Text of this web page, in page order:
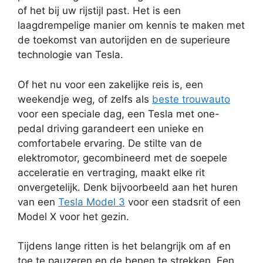
of het bij uw rijstijl past. Het is een
laagdrempelige manier om kennis te maken met
de toekomst van autorijden en de superieure
technologie van Tesla.
Of het nu voor een zakelijke reis is, een
weekendje weg, of zelfs als beste trouwauto
voor een speciale dag, een Tesla met one-
pedal driving garandeert een unieke en
comfortabele ervaring. De stilte van de
elektromotor, gecombineerd met de soepele
acceleratie en vertraging, maakt elke rit
onvergetelijk. Denk bijvoorbeeld aan het huren
van een Tesla Model 3 voor een stadsrit of een
Model X voor het gezin.
Tijdens lange ritten is het belangrijk om af en
toe te pauzeren en de benen te strekken. Een